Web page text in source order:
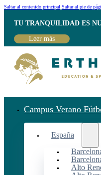
Saltar al contenido principal Saltar al pie de
TU TRANQUILIDAD ES
Leer más
Campus Verano
España
Alto